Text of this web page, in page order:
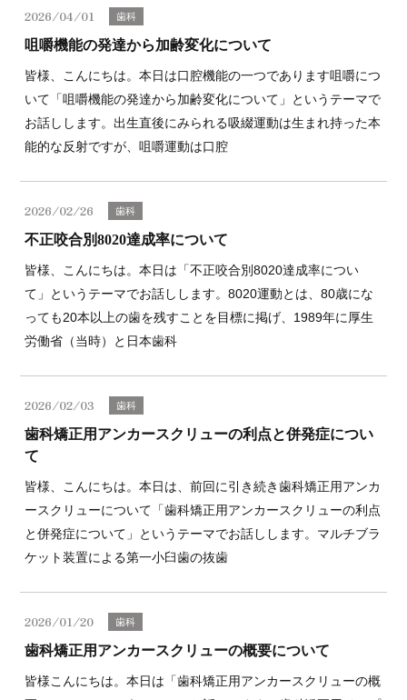
2026/04/01 歯科
咀嚼機能の発達から加齢変化について
皆様、こんにちは。本日は口腔機能の一つであります咀嚼につ
いて「咀嚼機能の発達から加齢変化について」というテーマで
お話しします。出生直後にみられる吸綴運動は生まれ持った本
能的な反射ですが、咀嚼運動は口腔
2026/02/26 歯科
不正咬合別8020達成率について
皆様、こんにちは。本日は「不正咬合別8020達成率につい
て」というテーマでお話しします。8020運動とは、80歳にな
っても20本以上の歯を残すことを目標に掲げ、1989年に厚生
労働省（当時）と日本歯科
2026/02/03 歯科
歯科矯正用アンカースクリューの利点と併発症につい
て
皆様、こんにちは。本日は、前回に引き続き歯科矯正用アンカ
ースクリューについて「歯科矯正用アンカースクリューの利点
と併発症について」というテーマでお話しします。マルチブラ
ケット装置による第一小臼歯の抜歯
2026/01/20 歯科
歯科矯正用アンカースクリューの概要について
皆様こんにちは。本日は「歯科矯正用アンカースクリューの概